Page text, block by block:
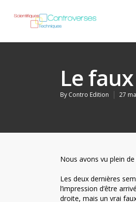
Le
By Contro Edition 27
Nous avons vu plein
Les deux dernières
l’impression d’être
droite, mais un vrai